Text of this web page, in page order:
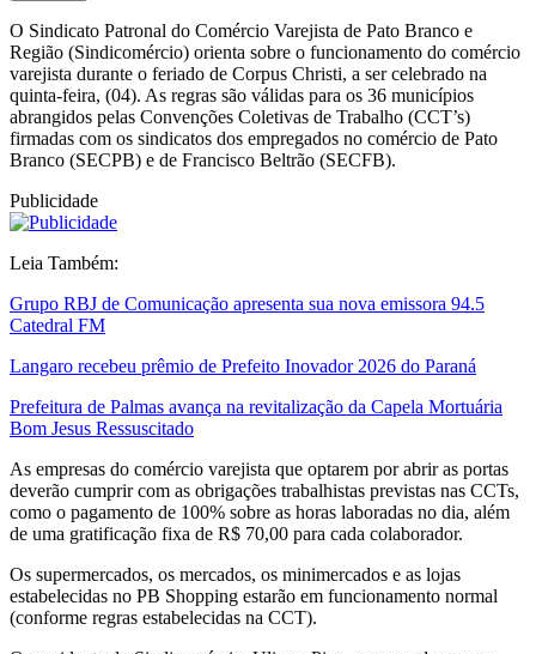
O Sindicato Patronal do Comércio Varejista de Pato Branco e
Região (Sindicomércio) orienta sobre o funcionamento do comércio
varejista durante o feriado de Corpus Christi, a ser celebrado na
quinta-feira, (04). As regras são válidas para os 36 municípios
abrangidos pelas Convenções Coletivas de Trabalho (CCT’s)
firmadas com os sindicatos dos empregados no comércio de Pato
Branco (SECPB) e de Francisco Beltrão (SECFB).
Publicidade
Leia Também:
Grupo RBJ de Comunicação apresenta sua nova emissora 94.5
Catedral FM
Langaro recebeu prêmio de Prefeito Inovador 2026 do Paraná
Prefeitura de Palmas avança na revitalização da Capela Mortuária
Bom Jesus Ressuscitado
As empresas do comércio varejista que optarem por abrir as portas
deverão cumprir com as obrigações trabalhistas previstas nas CCTs,
como o pagamento de 100% sobre as horas laboradas no dia, além
de uma gratificação fixa de R$ 70,00 para cada colaborador.
Os supermercados, os mercados, os minimercados e as lojas
estabelecidas no PB Shopping estarão em funcionamento normal
(conforme regras estabelecidas na CCT).